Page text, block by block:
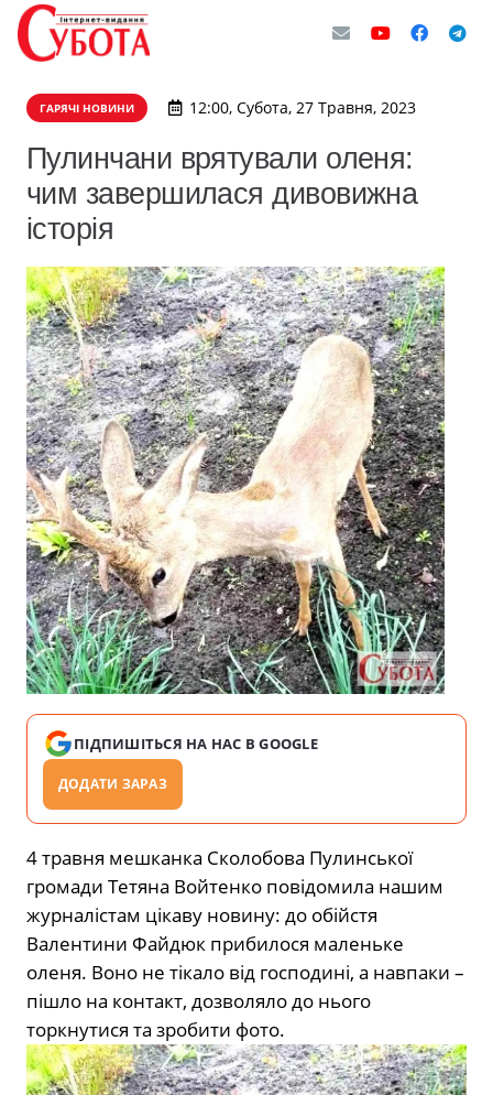
ГАРЯЧІ НОВИНИ 12:00, Субота, 27 Травня, 2023
Пулинчани врятували оленя:
чим завершилася дивовижна
історія
ПІДПИШІТЬСЯ НА НАС В GOOGLE
ДОДАТИ ЗАРАЗ
4 травня мешканка Сколобова Пулинської
громади Тетяна Войтенко повідомила нашим
журналістам цікаву новину: до обійстя
Валентини Файдюк прибилося маленьке
оленя. Воно не тікало від господині, а навпаки –
пішло на контакт, дозволяло до нього
торкнутися та зробити фото.